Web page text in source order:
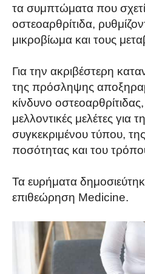
τα συμπτώματα που
οστεοαρθρίτιδα,
μικροβίωμα και τους
Για την ακριβέστερη
της πρόσληψης
κίνδυνο
μελλοντικές μελέτες για
συγκεκριμένου τύπου,
ποσότητας και του
Τα ευρήματα
επιθεώρηση Medicine.